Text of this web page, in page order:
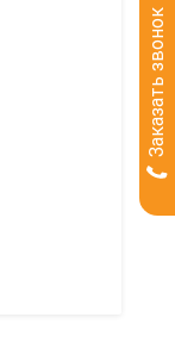
Заказать звонок